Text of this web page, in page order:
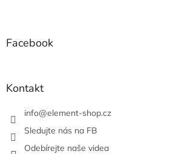
Facebook
Kontakt
info@element-shop.cz
Sledujte nás na FB
Odebírejte naše videa